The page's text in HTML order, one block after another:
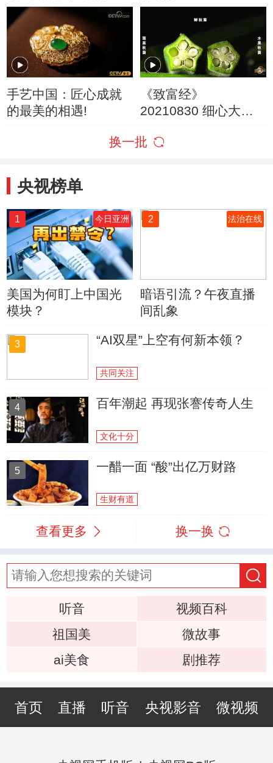
部
手艺中国：匠心成就
的最美的相遇!
《致富经》
20210830 细心大汉
换一批
央视榜单
1 今日亚洲
美国为何盯上中国光
模块？
2 法治在线
暗语引流？午夜直播
间乱象
3 “AI双星”上空有何新本领？
共同关注
4 百年潮起 再现张謇传奇人生
文化十分
5 一醋一面 “酸”出亿万财路
生财有道
查看更多 换一换
听音
视频百科
祖国美
微故事
ai美食
剧推荐
首页 直播 听音 央视影音 微视频